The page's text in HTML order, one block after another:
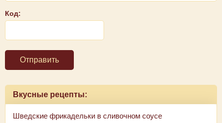
Код:
Отправить
Вкусные рецепты:
Шведские фрикадельки в сливочном соусе